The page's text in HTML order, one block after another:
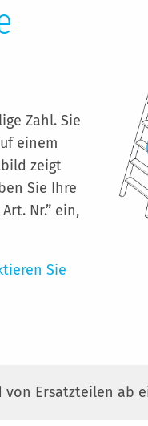
Zahl. Sie
einem
zeigt
Sie Ihre
Nr.” ein,
Sie
von Ersatzteilen ab